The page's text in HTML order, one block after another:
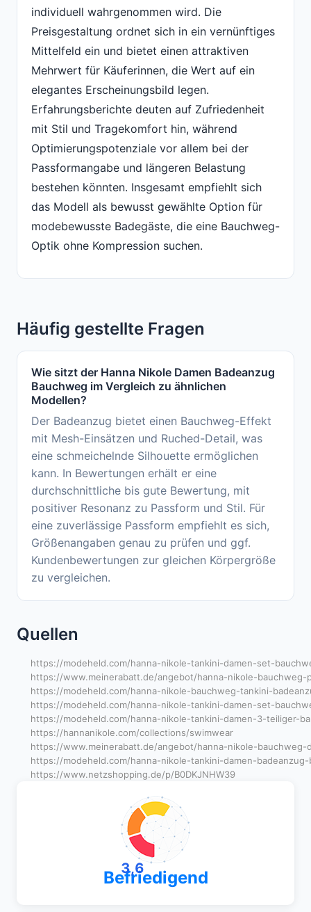
individuell wahrgenommen wird. Die
Preisgestaltung ordnet sich in ein vernünftiges
Mittelfeld ein und bietet einen attraktiven
Mehrwert für Käuferinnen, die Wert auf ein
elegantes Erscheinungsbild legen.
Erfahrungsberichte deuten auf Zufriedenheit
mit Stil und Tragekomfort hin, während
Optimierungspotenziale vor allem bei der
Passformangabe und längeren Belastung
bestehen könnten. Insgesamt empfiehlt sich
das Modell als bewusst gewählte Option für
modebewusste Badegäste, die eine Bauchweg-
Optik ohne Kompression suchen.
Häufig gestellte Fragen
Wie sitzt der Hanna Nikole Damen Badeanzug
Bauchweg im Vergleich zu ähnlichen
Modellen?
Der Badeanzug bietet einen Bauchweg-Effekt
mit Mesh-Einsätzen und Ruched-Detail, was
eine schmeichelnde Silhouette ermöglichen
kann. In Bewertungen erhält er eine
durchschnittliche bis gute Bewertung, mit
positiver Resonanz zu Passform und Stil. Für
eine zuverlässige Passform empfiehlt es sich,
Größenangaben genau zu prüfen und ggf.
Kundenbewertungen zur gleichen Körpergröße
zu vergleichen.
Quellen
https://modeheld.com/hanna-nikole-tankini-damen-set-
https://www.meinerabatt.de/angebot/hanna-nikole-
https://modeheld.com/hanna-nikole-bauchweg-tankini-
https://modeheld.com/hanna-nikole-tankini-damen-set-
https://modeheld.com/hanna-nikole-tankini-damen-3-teiliger-
https://hannanikole.com/collections/swimwear
https://www.meinerabatt.de/angebot/hanna-nikole-
https://modeheld.com/hanna-nikole-tankini-damen-
https://www.netzshopping.de/p/B0DKJNHW39
3,6
Befriedigend